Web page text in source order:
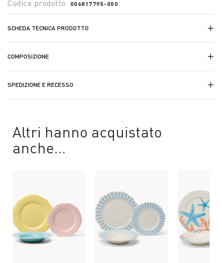
Codice prodotto: 006817795-000
SCHEDA TECNICA PRODOTTO
COMPOSIZIONE
SPEDIZIONE E RECESSO
Altri hanno acquistato
anche…